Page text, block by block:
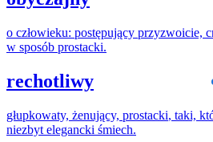
o człowieku: postępujący przyzwoicie,
w sposób prostacki.
rechotliwy
głupkowaty, żenujący, prostacki, taki,
niezbyt elegancki śmiech.